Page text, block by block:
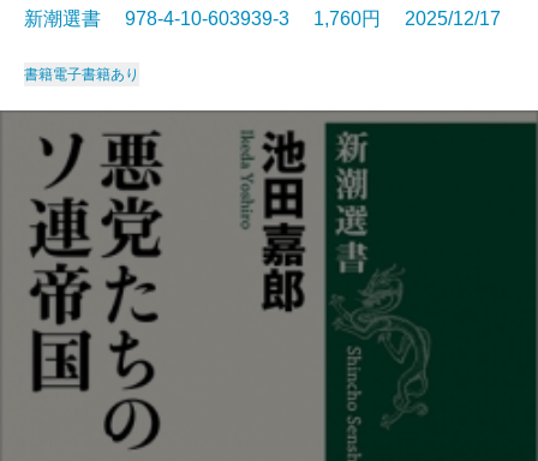
新潮選書 978-4-10-603939-3 1,760円 2025/12/17
書籍電子書籍あり